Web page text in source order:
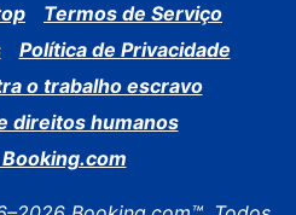
Termos de Serviço
Política de Privacidade
o trabalho escravo
direitos humanos